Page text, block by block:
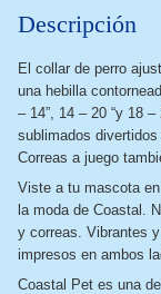
Descripción
El collar de perro
una hebilla
– 14”, 14 – 20 “y 18
sublimados
Correas a juego
Viste a tu mascota
la moda de Coastal.
y correas. Vibrantes
impresos en ambos
Coastal Pet es una